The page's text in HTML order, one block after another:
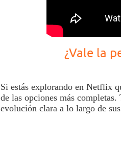
¿Vale la
Si estás explorando en Netflix
de las opciones más
evolución clara a lo largo de